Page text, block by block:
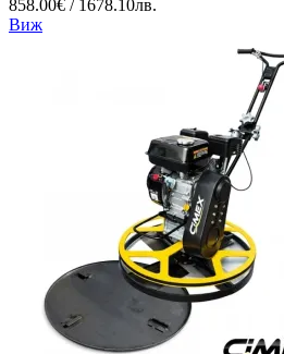
858.00€ / 1678.10лв.
Виж